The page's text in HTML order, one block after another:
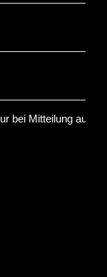
bei Mitteilung auf